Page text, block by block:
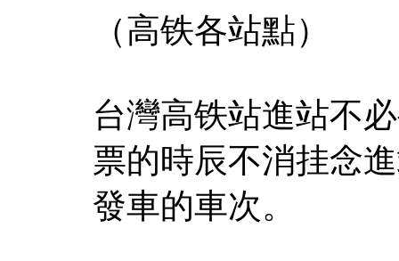
（高铁各站點）
台灣高铁站進站不
票的時辰不消挂念
發車的車次。